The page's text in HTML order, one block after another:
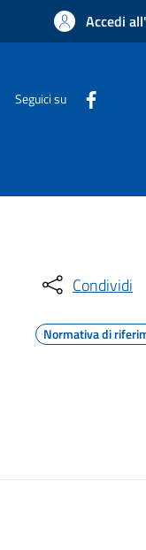
Accedi
Seguici su
Condividi
Normativa di